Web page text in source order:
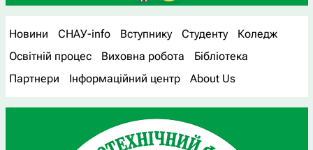
Новини СНАУ-info Вступнику Студенту
Коледж
Освітній процес
Виховна робота
Бібліотека
Партнери
Інформаційний центр About Us